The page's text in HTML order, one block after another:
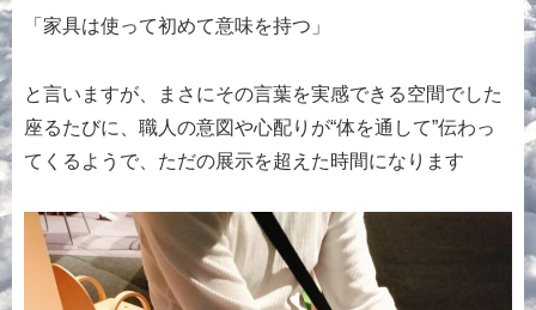
「家具は使って初めて意味を持つ」
と言いますが、まさにその言葉を実感できる空間でした
座るたびに、職人の意図や心配りが“体を通して”伝わっ
てくるようで、ただの展示を超えた時間になります